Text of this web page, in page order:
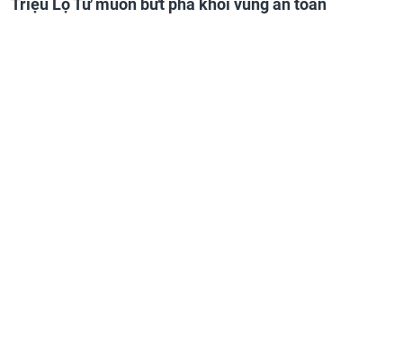
Triệu Lộ Tư muốn bứt phá khỏi vùng an toàn